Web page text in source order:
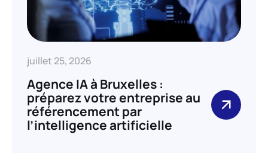
juillet 25, 2026
Agence IA à Bruxelles :
préparez votre entreprise au
référencement par
l’intelligence artificielle